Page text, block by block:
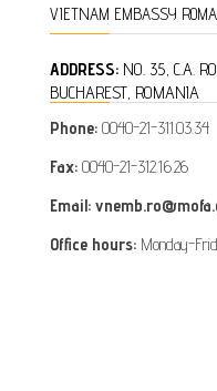
VIETNAM EMBASSY
ADDRESS: NO. 35, C.A.
BUCHAREST, ROMANIA
Phone: 0040-21-311.03.34
Fax: 0040-21-312.16.26
Email:
Office hours: Monday-